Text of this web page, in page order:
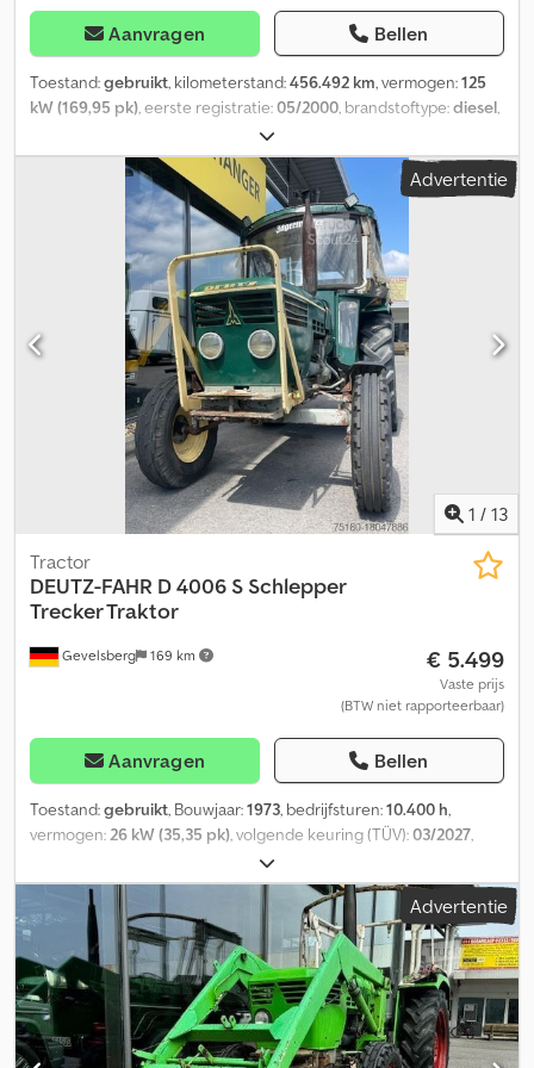
Aanvragen Bellen
Toestand:gebruikt, kilometerstand:456.492 km, vermogen:125
kW (169,95 pk) , eerste registratie:05/2000 , brandstoftype:diesel
groen
mechanisch, aantal zitplaatsen:2, Uitrusting:kraan, *
Afstandsbediening Dsdpfer A Adcsx Ag Teck * 28 meter
hefhoogte * Maximale draagkracht: 500 kg * Klaas opbouw * Hatz
Advertentie
1 / 13
Gevelsberg 169 km
Tractor
DEUTZ-FAHR D 4006 S Schlepper
Trecker Traktor
€ 5.499
Vaste prijs
(BTW niet rapporteerbaar)
Aanvragen Bellen
Toestand:gebruikt, Bouwjaar:1973, bedrijfsturen:10.400 h,
vermogen:26 kW (35,35 pk), volgende keuring (TÜV):03/2027,
, Deutz D 4006 S * Landbouwtrekker * Tractor *
Oldtimer Dcsdsvh E Rrjpfx Ag Tok * Bouwjaar: 1973 * Eerste
toelating: 01.06.1973 * APK: 03/2027 * Historisch kenteken *
Afmetingen: 3.470 mm x 1.540 mm x 2.280 mm * Toegelaten
totaalgewicht: 3.200 kg * Eigen gewicht: ca. 1.930 kg * Modelserie:
D-serie * Model: D 4006 - S * Cilinderinhoud: 2.808 cm³ *
Cilinders: 3 * Diesel * Vermogen: 26 kW / 35 pk * Topsnelheid: 25
km/u * Staande, luchtgekoelde viertraps driecilinder lijnmotor
met natuurlijke aanzuiging * Schakeltransmissie met vier
Advertentie